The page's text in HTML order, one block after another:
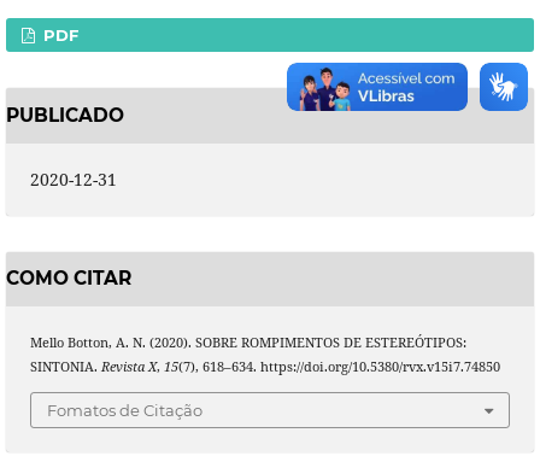
PDF
PUBLICADO
2020-12-31
COMO CITAR
Mello Botton, A. N. (2020). SOBRE ROMPIMENTOS DE ESTEREÓTIPOS:
SINTONIA. Revista X, 15(7), 618–634. https://doi.org/10.5380/rvx.v15i7.74850
Fomatos de Citação